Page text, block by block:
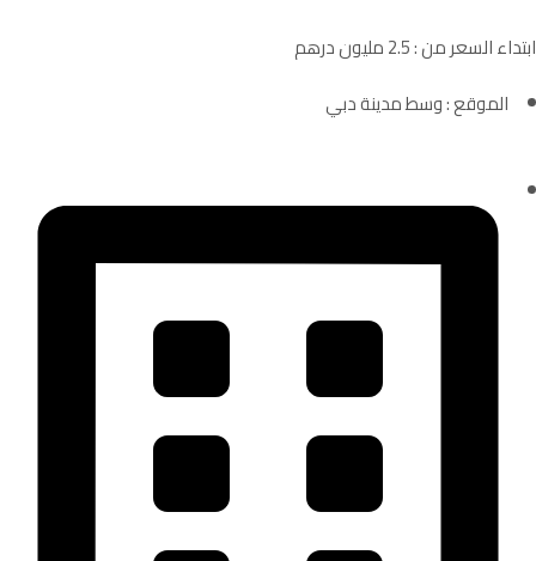
ابتداء السعر من : 2.5 مليون درهم
الموقع : وسط مدينة دبي